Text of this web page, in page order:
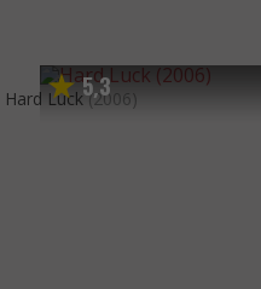
5,3
Hard Luck (2006)